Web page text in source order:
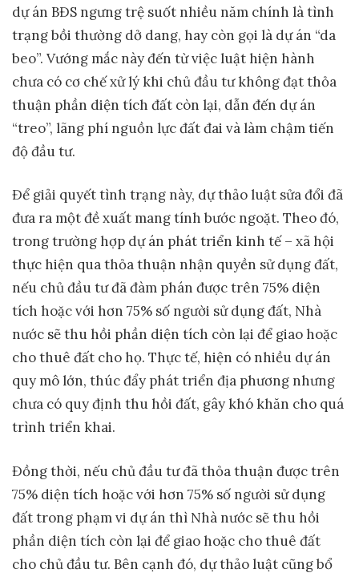
dự án BĐS ngưng trệ suốt nhiều năm chính là tình
trạng bồi thường dở dang, hay còn gọi là dự án “da
beo”. Vướng mắc này đến từ việc luật hiện hành
chưa có cơ chế xử lý khi chủ đầu tư không đạt thỏa
thuận phần diện tích đất còn lại, dẫn đến dự án
“treo”, lãng phí nguồn lực đất đai và làm chậm tiến
độ đầu tư.
Để giải quyết tình trạng này, dự thảo luật sửa đổi đã
đưa ra một đề xuất mang tính bước ngoặt. Theo đó,
trong trường hợp dự án phát triển kinh tế – xã hội
thực hiện qua thỏa thuận nhận quyền sử dụng đất,
nếu chủ đầu tư đã đàm phán được trên 75% diện
tích hoặc với hơn 75% số người sử dụng đất, Nhà
nước sẽ thu hồi phần diện tích còn lại để giao hoặc
cho thuê đất cho họ. Thực tế, hiện có nhiều dự án
quy mô lớn, thúc đẩy phát triển địa phương nhưng
chưa có quy định thu hồi đất, gây khó khăn cho quá
trình triển khai.
Đồng thời, nếu chủ đầu tư đã thỏa thuận được trên
75% diện tích hoặc với hơn 75% số người sử dụng
đất trong phạm vi dự án thì Nhà nước sẽ thu hồi
phần diện tích còn lại để giao hoặc cho thuê đất
cho chủ đầu tư. Bên cạnh đó, dự thảo luật cũng bổ